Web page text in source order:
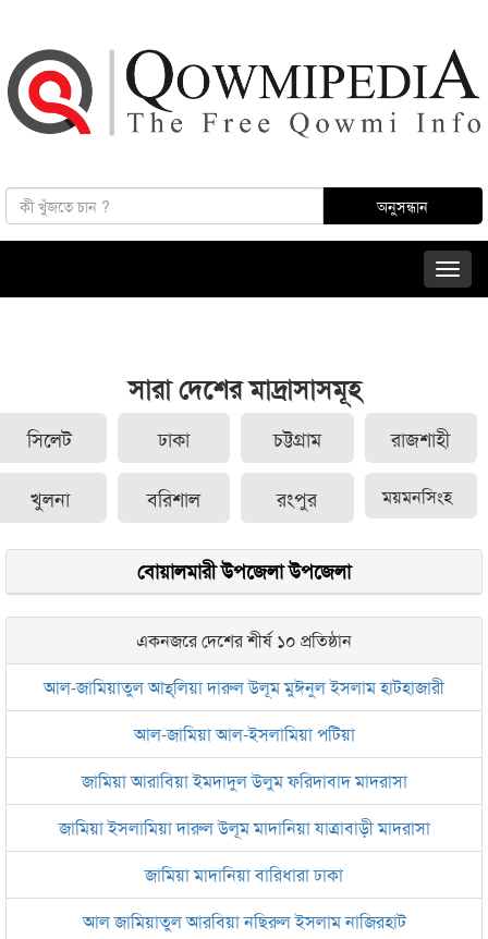
সারা দেশের মাদ্রাসাসমূহ
সিলেট ঢাকা চট্টগ্রাম রাজশাহী
খুলনা বরিশাল রংপুর ময়মনসিংহ
বোয়ালমারী উপজেলা উপজেলা
একনজরে দেশের শীর্ষ ১০ প্রতিষ্ঠান
আল-জামিয়াতুল আহ্‌লিয়া দারুল উলূম মুঈনুল ইসলাম হাটহাজারী
আল-জামিয়া আল-ইসলামিয়া পটিয়া
জামিয়া আরাবিয়া ইমদাদুল উলুম ফরিদাবাদ মাদরাসা
জামিয়া ইসলামিয়া দারুল উলূম মাদানিয়া যাত্রাবাড়ী মাদরাসা
জামিয়া মাদানিয়া বারিধারা ঢাকা
আল জামিয়াতুল আরবিয়া নছিরুল ইসলাম নাজিরহাট